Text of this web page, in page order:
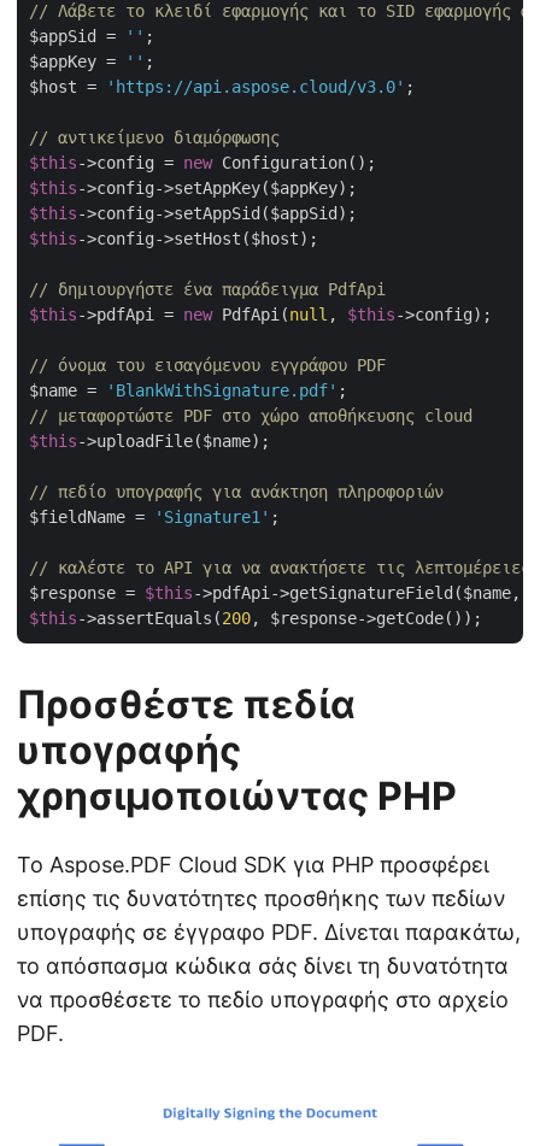
// Λάβετε το κλειδί εφαρμογής και το SID
$appSid =
'' ;
$appKey =
'' ;
$host =
'https://api.aspose.cloud/v3.0' ;
// αντικείμενο διαμόρφωσης
$this->config = new
$this
$this
$this->config->setHost($host);
// δημιουργήστε ένα παράδειγμα PdfApi
$this->pdfApi = new PdfApi(null , $this->config);
// όνομα του εισαγόμενου εγγράφου PDF
$name =
'BlankWithSignature.pdf'
// μεταφορτώστε PDF στο χώρο αποθήκευσης cloud
$this->uploadFile($name);
// πεδίο υπογραφής για ανάκτηση πληροφοριών
$fieldName =
'Signature1' ;
// καλέστε το API για να ανακτήσετε τις λεπτομέρειες
$response = $this->pdfApi->getSignatureField($name,
$this->assertEquals(200
Προσθέστε πεδία
υπογραφής
χρησιμοποιώντας PHP
Το Aspose.PDF Cloud SDK για PHP προσφέρει
επίσης τις δυνατότητες προσθήκης των πεδίων
υπογραφής σε έγγραφο PDF. Δίνεται παρακάτω,
το απόσπασμα κώδικα σάς δίνει τη δυνατότητα
να προσθέσετε το πεδίο υπογραφής στο αρχείο
PDF.